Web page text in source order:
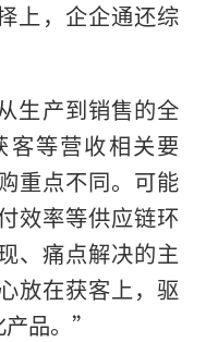
上，企企通还综
生产到销售的全
客等营收相关要
重点不同。可能
效率等供应链环
、痛点解决的主
放在获客上，驱
品。”